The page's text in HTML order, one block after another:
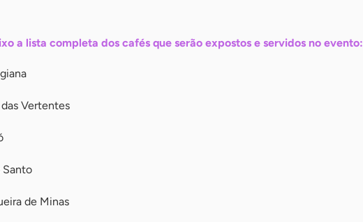
a lista completa dos cafés que serão expostos e servidos no evento:
Vertentes
Santo
de Minas